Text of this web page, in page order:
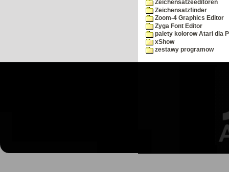
Zeichensatzeeditoren
Zeichensatzfinder
Zoom-4 Graphics Editor
Zyga Font Editor
palety kolorow Atari dla
xShow
zestawy programow